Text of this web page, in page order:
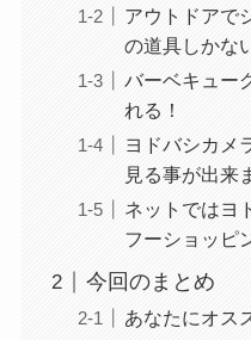
アウトドアで
の道具しかな
バーベキュー
れる！
ヨドバシカメ
見る事が出来
ネットではヨ
フーショッピ
今回のまとめ
あなたにオス